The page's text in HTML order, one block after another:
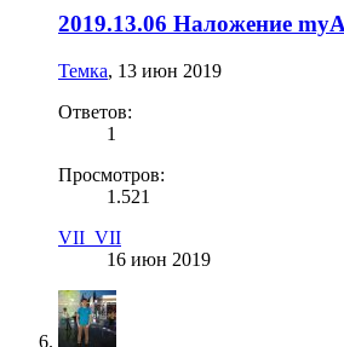
2019.13.06 Наложение
Темка, 13 июн 2019
Ответов:
1
Просмотров:
1.521
VII_VII
16 июн 2019